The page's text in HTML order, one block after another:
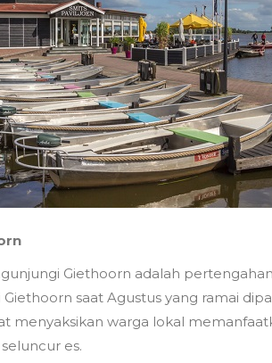
Giethoorn adalah
saat Agustus yang ramai
menyaksikan warga lokal
es.